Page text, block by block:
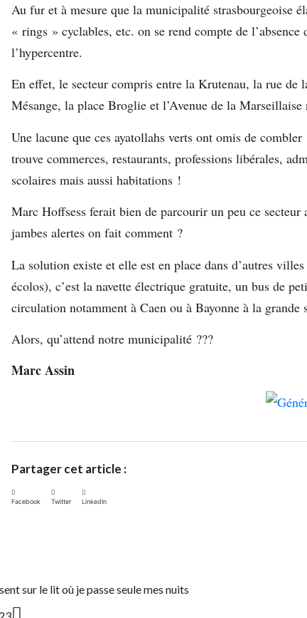
Au fur et à mesure que la municipalité strasbourgeoise
« rings » cyclables, etc. on se rend compte de
l’hypercentre.
En effet, le secteur compris entre la Krutenau, la rue
Mésange, la place Broglie et l’Avenue de la
Une lacune que ces ayatollahs verts ont omis de
trouve commerces, restaurants, professions libérales,
scolaires mais aussi habitations !
Marc Hoffsess ferait bien de parcourir un peu ce secteur
jambes alertes on fait comment ?
La solution existe et elle est en place dans d’autres
écolos), c’est la navette électrique gratuite, un bus de
circulation notamment à Caen ou à Bayonne à la
Alors, qu’attend notre municipalité ???
Marc Assin
Partager cet article :
Facebook Twitter LinkedIn
sur le lit où je passe seule mes nuits